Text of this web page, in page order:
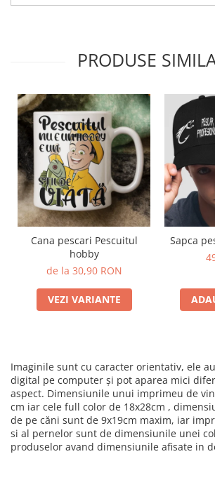
PRODUSE
Cana pescari Pescuitul
hobby
de la 30,90 RON
VEZI VARIANTE
Sapca
Imaginile sunt cu caracter orientativ, ele
digital pe computer și pot aparea mici
aspect. Dimensiunile unui imprimeu de
cm iar cele full color de 18x28cm ,
de pe căni sunt de 9x19cm maxim, iar
si al pernelor sunt de dimensiunile unei
produselor avand dimensiunile afisate in